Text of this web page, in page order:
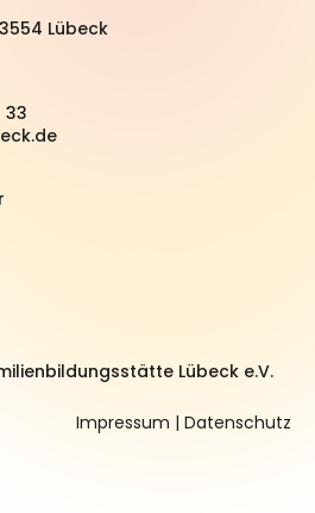
Lübeck
33
Lübeck e.V.
Impressum | Datenschutz